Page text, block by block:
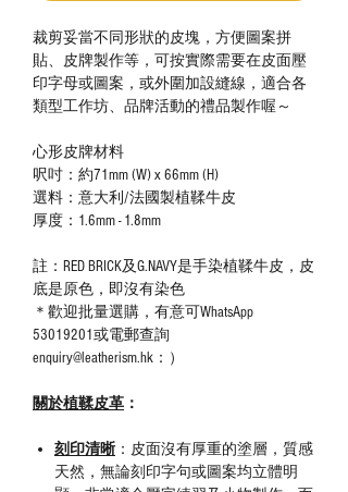
裁剪妥當不同形狀的皮塊，方便圖案拼
貼、皮牌製作等，可按實際需要在皮面壓
印字母或圖案，或外圍加設縫線，適合各
類型工作坊、品牌活動的禮品製作喔～
心形皮牌材料
呎吋：約71mm (W) x 66mm (H)
選料：意大利/法國製植鞣牛皮
厚度：1.6mm - 1.8mm
註：RED BRICK及G.NAVY是手染植鞣牛皮，皮
底是原色，即沒有染色
＊歡迎批量選購，有意可WhatsApp
53019201或電郵查詢
enquiry@leatherism.hk：）
關於植鞣皮革 ：
刻印清晰 ：皮面沒有厚重的塗層，質感
天然，無論刻印字句或圖案均立體明